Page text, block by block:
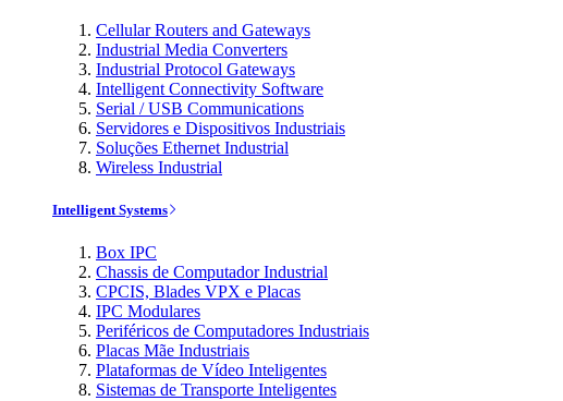
Cellular Routers and Gateways
Industrial Media Converters
Industrial Protocol Gateways
Intelligent Connectivity Software
Serial / USB Communications
Servidores e Dispositivos Industriais
Soluções Ethernet Industrial
Wireless Industrial
Intelligent Systems
Box IPC
Chassis de Computador Industrial
CPCIS, Blades VPX e Placas
IPC Modulares
Periféricos de Computadores Industriais
Placas Mãe Industriais
Plataformas de Vídeo Inteligentes
Sistemas de Transporte Inteligentes